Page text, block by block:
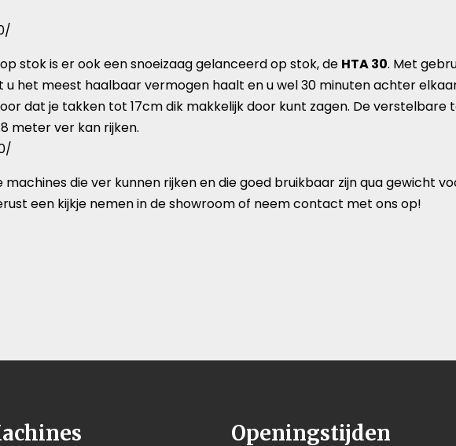
stok is er ook een snoeizaag gelanceerd op stok, de HTA 30. Met
u het meest haalbaar vermogen haalt en u wel 30 minuten achter
dat je takken tot 17cm dik makkelijk door kunt zagen. De verstelbare
meter ver kan rijken.
die ver kunnen rijken en die goed bruikbaar zijn qua gewicht
een kijkje nemen in de showroom of neem contact met ons op!
Openingstijden